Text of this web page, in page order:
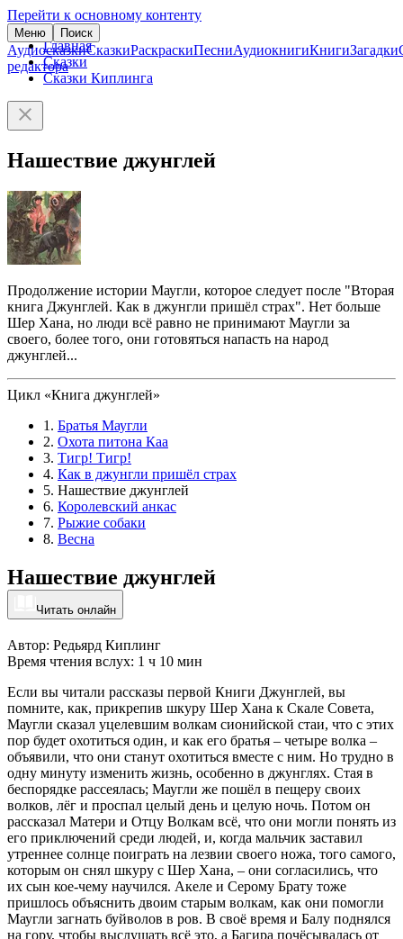
Перейти к основному контенту
Меню Поиск
АудиосказкиСказкиРаскраскиПесниАудиокнигиКнигиЗагадки
редактора
Главная
Сказки
Сказки Киплинга
Нашествие джунглей
Продолжение истории Маугли, которое следует после "Вторая
книга Джунглей. Как в джунгли пришёл страх". Нет больше
Шер Хана, но люди всё равно не принимают Маугли за
своего, более того, они готовяться напасть на народ
джунглей...
Цикл «Книга джунглей»
1. Братья Маугли
2. Охота питона Каа
3. Тигр! Тигр!
4. Как в джунгли пришёл страх
5. Нашествие джунглей
6. Королевский анкас
7. Рыжие собаки
8. Весна
Нашествие джунглей
Читать онлайн
Автор: Редьярд Киплинг
Время чтения вслух: 1 ч 10 мин
Если вы читали рассказы первой Книги Джунглей, вы
помните, как, прикрепив шкуру Шер Хана к Скале Совета,
Маугли сказал уцелевшим волкам сионийской стаи, что с этих
пор будет охотиться один, и как его братья – четыре волка –
объявили, что они станут охотиться вместе с ним. Но трудно в
одну минуту изменить жизнь, особенно в джунглях. Стая в
беспорядке рассеялась; Маугли же пошёл в пещеру своих
волков, лёг и проспал целый день и целую ночь. Потом он
рассказал Матери и Отцу Волкам всё, что они могли понять из
его приключений среди людей, и, когда мальчик заставил
утреннее солнце поиграть на лезвии своего ножа, того самого,
которым он снял шкуру с Шер Хана, – они согласились, что
их сын кое-чему научился. Акеле и Серому Брату тоже
пришлось объяснить двоим старым волкам, как они помогли
Маугли загнать буйволов в ров. В своё время и Балу поднялся
на гору, чтобы выслушать всё это, а Багира почёсывалась от